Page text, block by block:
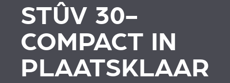
STÛV 30-
COMPACT IN
PLAATSKLAAR